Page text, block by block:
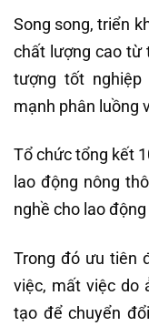
Song song, triển
chất lượng cao từ
tượng tốt
mạnh phân luồng
Tổ chức tổng kết
lao động nông
nghề cho lao
Trong đó ưu tiên
việc, mất việc do
tạo để chuyển